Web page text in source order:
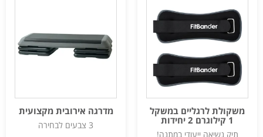
משקולת לרגליים במשקל
1 קילוגרם 2 יחידות
תיק נשיאה ייעודי במתנה!
מדרגה אירובית מקצועית
3 צבעים לבחירה